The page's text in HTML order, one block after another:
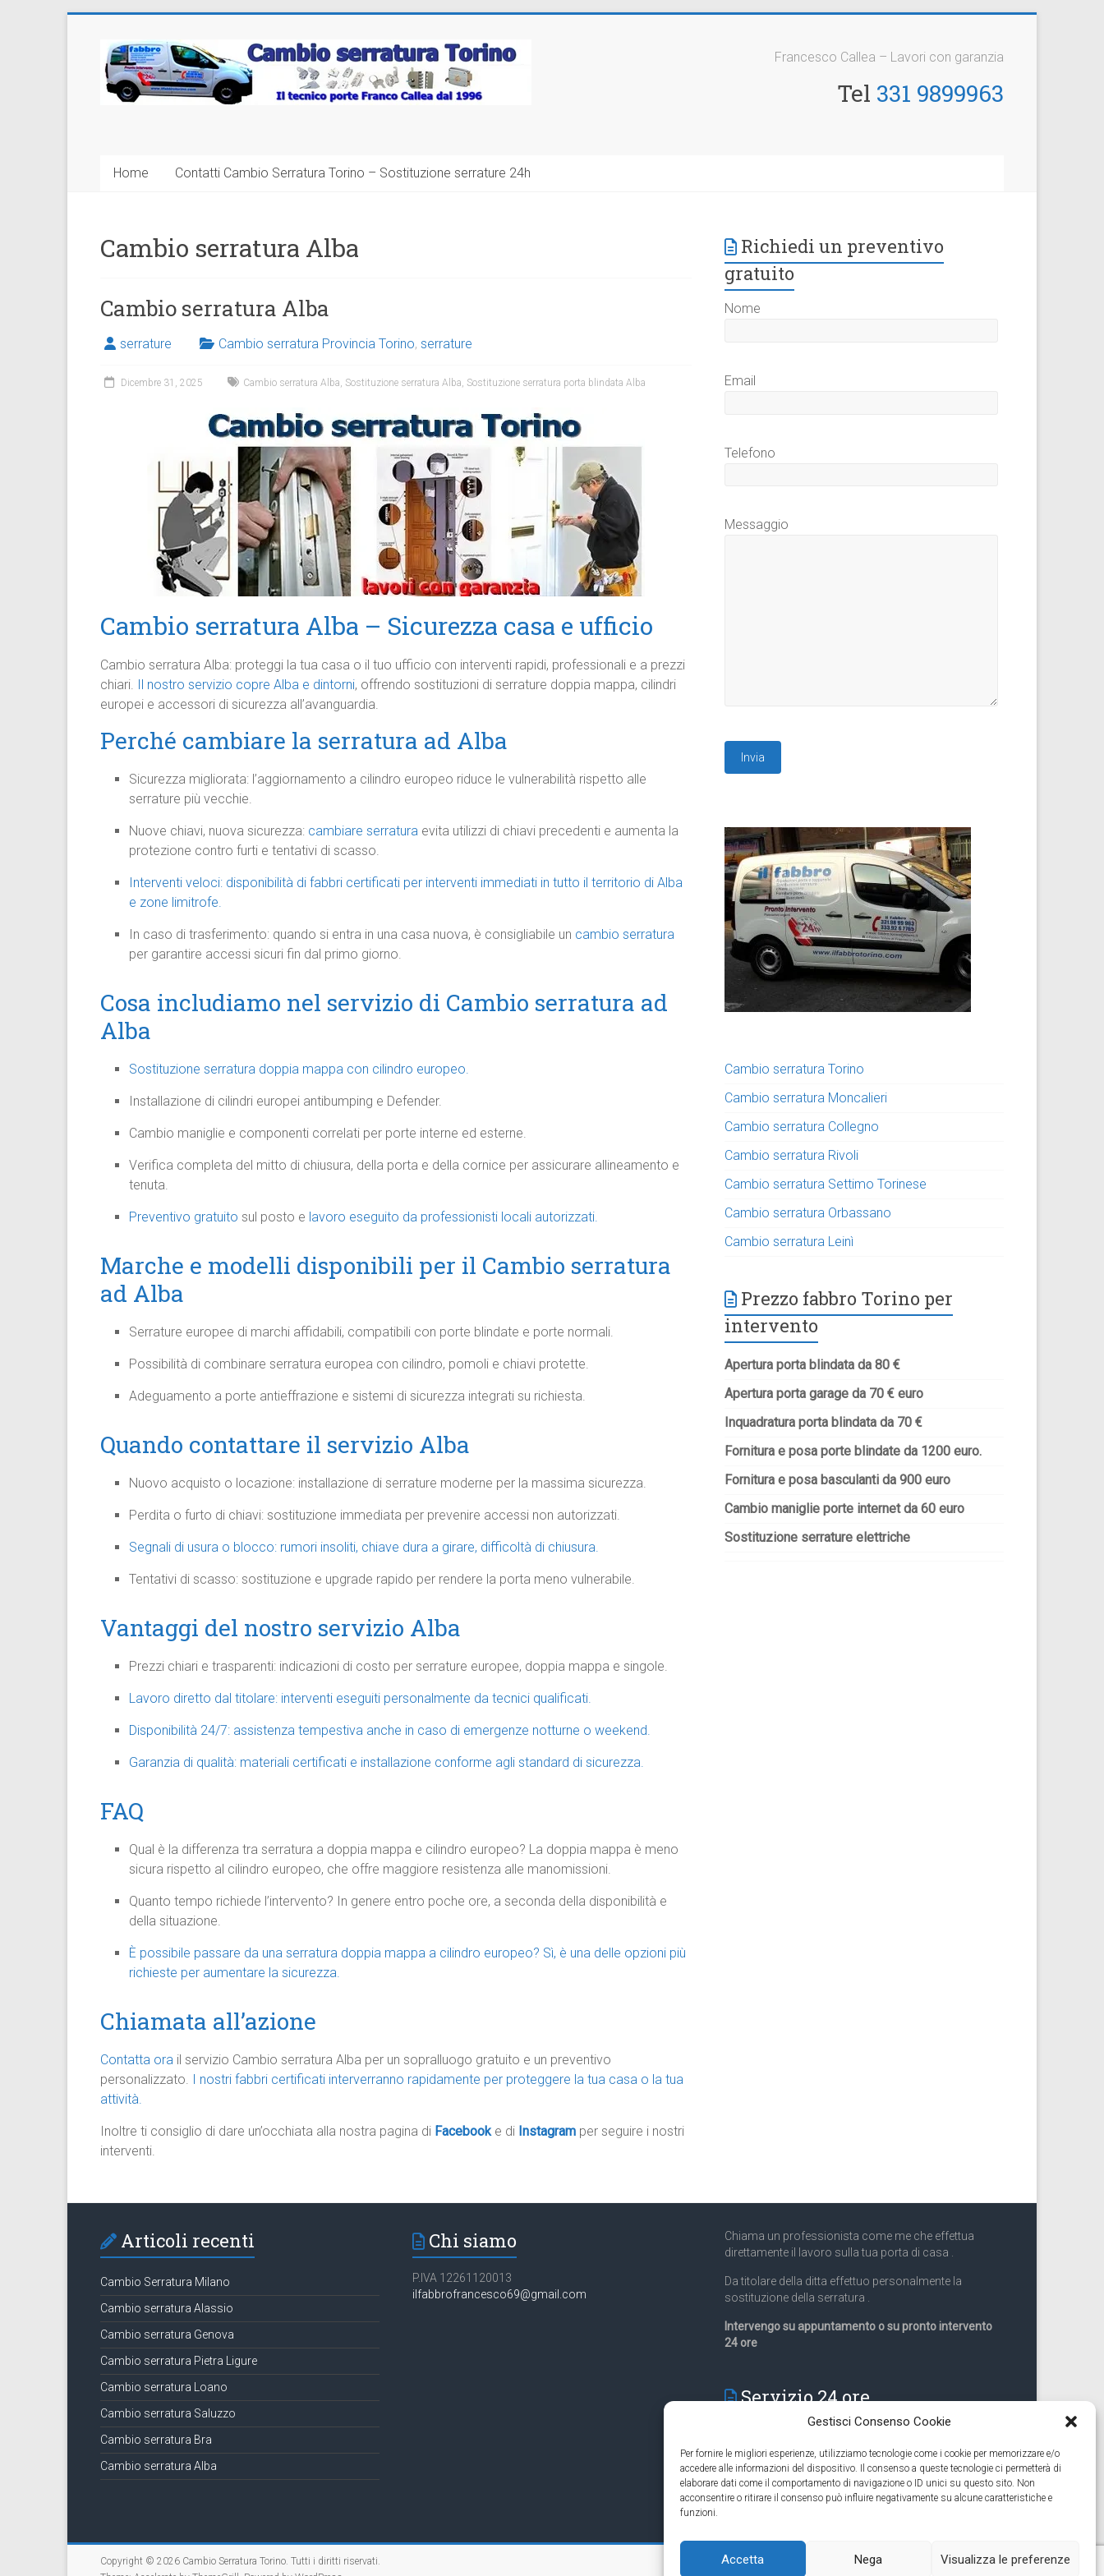
Gestisci Consenso Cookie
Per fornire le migliori esperienze, utilizziamo tecnologie come i cookie per memorizzare e/o
accedere alle informazioni del dispositivo. Il consenso a queste tecnologie ci permetterà di
elaborare dati come il comportamento di navigazione o ID unici su questo sito. Non
acconsentire o ritirare il consenso può influire negativamente su alcune caratteristiche e
funzioni.
Accetta Nega Visualizza le preferenze
contenutoCambio
Serratura
Francesco Callea – Lavori con garanzia
Tel 331 9899963
Home Contatti Cambio Serratura Torino – Sostituzione serrature 24h
Cambio serratura Alba
Cambio serratura Alba
serrature Cambio serratura Provincia Torino, serrature
Dicembre 31, 2025 Cambio serratura Alba, Sostituzione serratura Alba, Sostituzione serratura porta blindata Alba
Cambio serratura Alba – Sicurezza casa e ufficio
Cambio serratura Alba: proteggi la tua casa o il tuo ufficio con interventi rapidi, professionali e a prezzi
chiari. Il nostro servizio copre Alba e dintorni, offrendo sostituzioni di serrature doppia mappa, cilindri
europei e accessori di sicurezza all’avanguardia.
Perché cambiare la serratura ad Alba
Sicurezza migliorata: l’aggiornamento a cilindro europeo riduce le vulnerabilità rispetto alle
serrature più vecchie.
Nuove chiavi, nuova sicurezza: cambiare serratura evita utilizzi di chiavi precedenti e aumenta la
protezione contro furti e tentativi di scasso.
Interventi veloci: disponibilità di fabbri certificati per interventi immediati in tutto il territorio di Alba
e zone limitrofe.
In caso di trasferimento: quando si entra in una casa nuova, è consigliabile un cambio serratura
per garantire accessi sicuri fin dal primo giorno.
Cosa includiamo nel servizio di Cambio serratura ad
Alba
Sostituzione serratura doppia mappa con cilindro europeo.
Installazione di cilindri europei antibumping e Defender.
Cambio maniglie e componenti correlati per porte interne ed esterne.
Verifica completa del mitto di chiusura, della porta e della cornice per assicurare allineamento e
tenuta.
Preventivo gratuito sul posto e lavoro eseguito da professionisti locali autorizzati.
Marche e modelli disponibili per il Cambio serratura
ad Alba
Serrature europee di marchi affidabili, compatibili con porte blindate e porte normali.
Possibilità di combinare serratura europea con cilindro, pomoli e chiavi protette.
Adeguamento a porte antieffrazione e sistemi di sicurezza integrati su richiesta.
Quando contattare il servizio Alba
Nuovo acquisto o locazione: installazione di serrature moderne per la massima sicurezza.
Perdita o furto di chiavi: sostituzione immediata per prevenire accessi non autorizzati.
Segnali di usura o blocco: rumori insoliti, chiave dura a girare, difficoltà di chiusura.
Tentativi di scasso: sostituzione e upgrade rapido per rendere la porta meno vulnerabile.
Vantaggi del nostro servizio Alba
Prezzi chiari e trasparenti: indicazioni di costo per serrature europee, doppia mappa e singole.
Lavoro diretto dal titolare: interventi eseguiti personalmente da tecnici qualificati.
Disponibilità 24/7: assistenza tempestiva anche in caso di emergenze notturne o weekend.
Garanzia di qualità: materiali certificati e installazione conforme agli standard di sicurezza.
FAQ
Qual è la differenza tra serratura a doppia mappa e cilindro europeo? La doppia mappa è meno
sicura rispetto al cilindro europeo, che offre maggiore resistenza alle manomissioni.
Quanto tempo richiede l’intervento? In genere entro poche ore, a seconda della disponibilità e
della situazione.
È possibile passare da una serratura doppia mappa a cilindro europeo? Sì, è una delle opzioni più
richieste per aumentare la sicurezza.
Chiamata all’azione
Contatta ora il servizio Cambio serratura Alba per un sopralluogo gratuito e un preventivo
personalizzato. I nostri fabbri certificati interverranno rapidamente per proteggere la tua casa o la tua
attività.
Inoltre ti consiglio di dare un’occhiata alla nostra pagina di Facebook e di Instagram per seguire i nostri
interventi.
Richiedi un preventivo
gratuito
Nome
Email
Telefono
Messaggio
Cambio serratura Torino
Cambio serratura Moncalieri
Cambio serratura Collegno
Cambio serratura Rivoli
Cambio serratura Settimo Torinese
Cambio serratura Orbassano
Cambio serratura Leinì
Prezzo fabbro Torino per
intervento
Apertura porta blindata da 80 €
Apertura porta garage da 70 € euro
Inquadratura porta blindata da 70 €
Fornitura e posa porte blindate da 1200 euro.
Fornitura e posa basculanti da 900 euro
Cambio maniglie porte internet da 60 euro
Sostituzione serrature elettriche
Articoli recenti
Cambio Serratura Milano
Cambio serratura Alassio
Cambio serratura Genova
Cambio serratura Pietra Ligure
Cambio serratura Loano
Cambio serratura Saluzzo
Cambio serratura Bra
Cambio serratura Alba
Chi siamo
P.IVA 12261120013
ilfabbrofrancesco69@gmail.com
Chiama un professionista come me che effettua
direttamente il lavoro sulla tua porta di casa .
Da titolare della ditta effettuo personalmente la
sostituzione della serratura .
Intervengo su appuntamento o su pronto intervento
24 ore
Servizio 24 ore
Eseguiamo anche lavori di apertura porte pronto
intervento 24 ore
Copyright © 2026 Cambio Serratura Torino. Tutti i diritti riservati.
Contatti Cambio Serratura Torino – Sostituzione serrature 24h Fabbro Torino